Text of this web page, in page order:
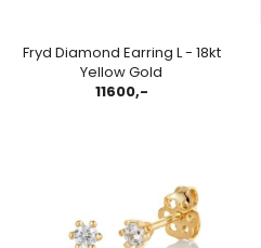
Fryd Diamond Earring L - 18kt
Yellow Gold
11600,-